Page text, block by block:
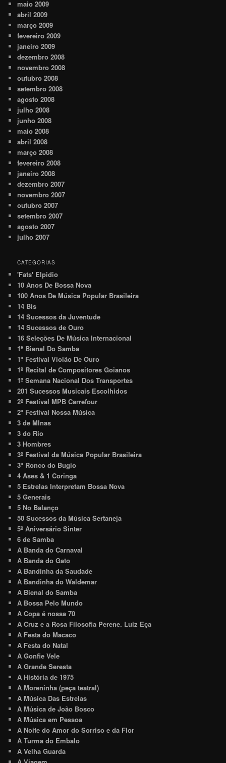
maio 2009
abril 2009
março 2009
fevereiro 2009
janeiro 2009
dezembro 2008
novembro 2008
outubro 2008
setembro 2008
agosto 2008
julho 2008
junho 2008
maio 2008
abril 2008
março 2008
fevereiro 2008
janeiro 2008
dezembro 2007
novembro 2007
outubro 2007
setembro 2007
agosto 2007
julho 2007
CATEGORIAS
'Fats' Elpidio
10 Anos De Bossa Nova
100 Anos De Música Popular Brasileira
14 Bis
14 Sucessos da Juventude
14 Sucessos de Ouro
16 Seleções De Música Internacional
1ª Bienal Do Samba
1º Festival Violão De Ouro
1º Recital de Compositores Goianos
1º Semana Nacional Dos Transportes
201 Sucessos Musicais Escolhidos
2º Festival MPB Carrefour
2º Festival Nossa Música
3 de MInas
3 do Rio
3 Hombres
3º Festival da Música Popular Brasileira
3º Ronco do Bugio
4 Ases & 1 Coringa
5 Estrelas Interpretam Bossa Nova
5 Generais
5 No Balanço
50 Sucessos da Música Sertaneja
5º Aniversário Sinter
6 de Samba
A Banda do Carnaval
A Banda do Gato
A Bandinha da Saudade
A Bandinha do Waldemar
A Bienal do Samba
A Bossa Pelo Mundo
A Copa é nossa 70
A Cruz e a Rosa Filosofia Perene. Luiz Eça
A Festa do Macaco
A Festa do Natal
A Gonfie Vele
A Grande Seresta
A História de 1975
A Moreninha (peça teatral)
A Música Das Estrelas
A Música de João Bosco
A Música em Pessoa
A Noite do Amor do Sorriso e da Flor
A Turma do Embalo
A Velha Guarda